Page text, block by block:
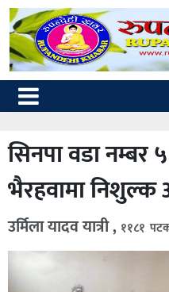
सिनपा वडा नम्बर
भैरहवामा निशुल्क
उर्मिला यादव यात्री , ११८१